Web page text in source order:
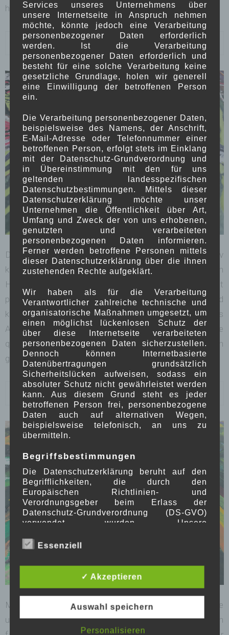
hoffnungslos. Und all […]
2 Comments Read more
By Gemälde 0 Comments
DESHALB HABE ICH ES „ZERSTÖRUNG DURCH DIE
MODERNE“ GENANNT
31. August 2020
Den Grund des Bildes habe ich versucht relativ
klassisch zu malen. Also einen ordentlichen
Hintergrund auftragen, Körper und Kopf mit
passenden Farben gestalten. Und bevor dieses Bild
komplettiert wurde, habe ich es durch das
Auftragen von poppigen Farben direkt aus der Tube
quasi in einen völlig anderen Stil gehoben. Ehrlich
gesagt habe ich keine Ahnung […]
0 Comment Read more
Meine Gedanken Seit jeher hat mich Geschichte
und viele der darin auftauchenden Kulturen
Services unseres Unternehmens über
unsere Internetseite in Anspruch nehmen
möchte, könnte jedoch eine Verarbeitung
personenbezogener Daten erforderlich
werden. Ist die Verarbeitung
personenbezogener Daten erforderlich und
besteht für eine solche Verarbeitung keine
gesetzliche Grundlage, holen wir generell
eine Einwilligung der betroffenen Person
ein.
Die Verarbeitung personenbezogener Daten,
beispielsweise des Namens, der Anschrift,
E-Mail-Adresse oder Telefonnummer einer
betroffenen Person, erfolgt stets im Einklang
mit der Datenschutz-Grundverordnung und
in Übereinstimmung mit den für uns
geltenden landesspezifischen
Datenschutzbestimmungen. Mittels dieser
Datenschutzerklärung möchte unser
Unternehmen die Öffentlichkeit über Art,
Umfang und Zweck der von uns erhobenen,
genutzten und verarbeiteten
personenbezogenen Daten informieren.
Ferner werden betroffene Personen mittels
dieser Datenschutzerklärung über die ihnen
zustehenden Rechte aufgeklärt.
Wir haben als für die Verarbeitung
Verantwortlicher zahlreiche technische und
organisatorische Maßnahmen umgesetzt, um
einen möglichst lückenlosen Schutz der
über diese Internetseite verarbeiteten
personenbezogenen Daten sicherzustellen.
Dennoch können Internetbasierte
Datenübertragungen grundsätzlich
Sicherheitslücken aufweisen, sodass ein
absoluter Schutz nicht gewährleistet werden
kann. Aus diesem Grund steht es jeder
betroffenen Person frei, personenbezogene
Daten auch auf alternativen Wegen,
beispielsweise telefonisch, an uns zu
übermitteln.
Begriffsbestimmungen
Die Datenschutzerklärung beruht auf den
Begrifflichkeiten, die durch den
Europäischen Richtlinien- und
Verordnungsgeber beim Erlass der
Datenschutz-Grundverordnung (DS-GVO)
verwendet wurden. Unsere
Öffentlichkeit als auch für unsere Kunden
verständlich sein. Um dies zu gewährleisten,
möchten wir vorab die verwendeten
Begrifflichkeiten erläutern.
Wir verwenden in dieser
folgenden Begriffe:
Essenziell
✓ Akzeptieren
Auswahl speichern
Personalisieren